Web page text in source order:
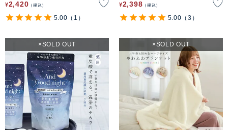
¥2,420 税込
5.00 （1）
¥2,398 税込
5.00 （3）
SOLD OUT SOLD OUT